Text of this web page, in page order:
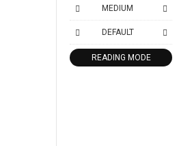
MEDIUM
DEFAULT
READING MODE